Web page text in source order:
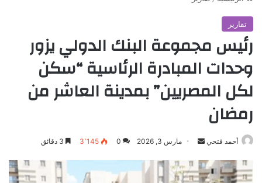
تقارير
رئيس مجموعة البنك الدولي يزور
وحدات المبادرة الرئاسية “سكن
لكل المصريين” بمدينة العاشر من
رمضان
أحمد فتحي
أرسل
إلكترونيا
مارس 3, 2026 0 3٬145